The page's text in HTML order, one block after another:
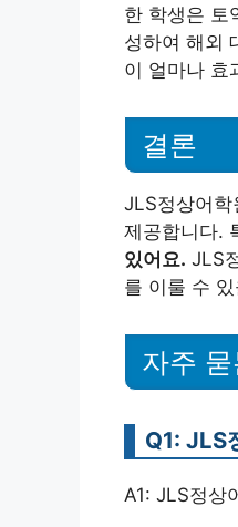
한 학생은 토
성하여 해외
이 얼마나 효
결론
JLS정상어
제공합니다.
있어요. JLS
를 이룰 수
자주
Q1: JLS
A1: JLS정상